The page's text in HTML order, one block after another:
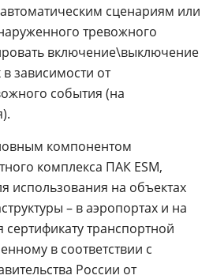
сценариям или
тревожного
включение\выключение
зависимости от
события (на
компонентом
комплекса ПАК ESM,
использования на объектах
– в аэропортах и на
сертификату транспортной
в соответствии с
России от